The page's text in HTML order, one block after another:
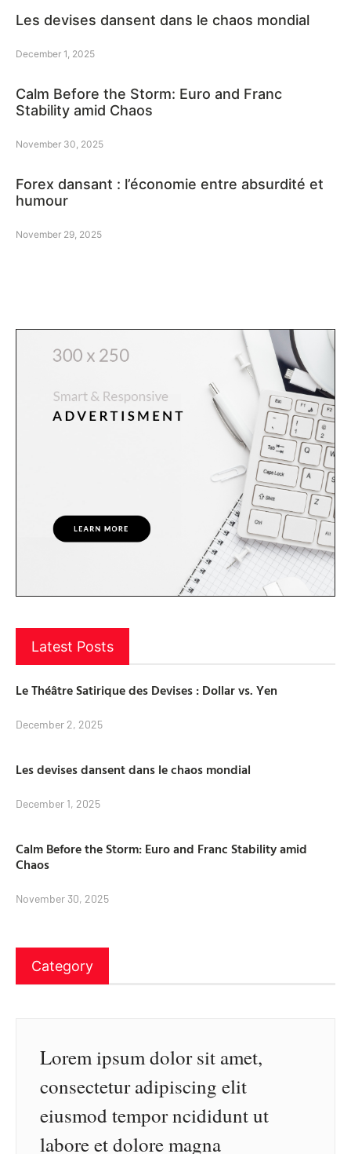
Les devises dansent dans le chaos mondial
December 1, 2025
Calm Before the Storm: Euro and Franc
Stability amid Chaos
November 30, 2025
Forex dansant : l’économie entre absurdité et
humour
November 29, 2025
Latest Posts
Le Théâtre Satirique des Devises : Dollar vs. Yen
December 2, 2025
Les devises dansent dans le chaos mondial
December 1, 2025
Calm Before the Storm: Euro and Franc Stability amid
Chaos
November 30, 2025
Category
Lorem ipsum dolor sit amet,
consectetur adipiscing elit
eiusmod tempor ncididunt ut
labore et dolore magna